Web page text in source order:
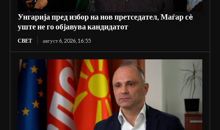
Унгарија пред избор на нов претседател, Маѓар сè
уште не го објавува кандидатот
СВЕТ август 6, 2026, 16:55